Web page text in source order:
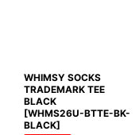
WHIMSY SOCKS
TRADEMARK TEE
BLACK
[WHMS26U-BTTE-BK-
BLACK]